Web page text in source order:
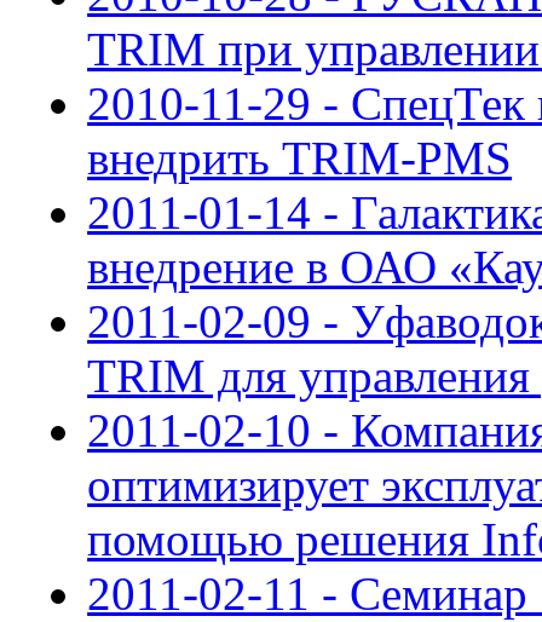
TRIM при
2010-11-29 -
внедрить TRIM-PMS
2011-01-14 -
внедрение в ОАО
2011-02-09 -
TRIM для
2011-02-10 -
оптимизирует
помощью решения
2011-02-11 -